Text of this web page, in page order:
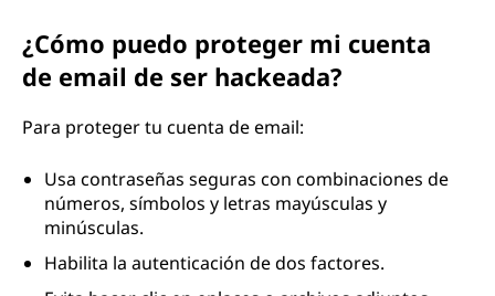
¿Cómo puedo proteger mi cuenta
de email de ser hackeada?
Para proteger tu cuenta de email:
Usa contraseñas seguras con combinaciones de
números, símbolos y letras mayúsculas y
minúsculas.
Habilita la autenticación de dos factores.